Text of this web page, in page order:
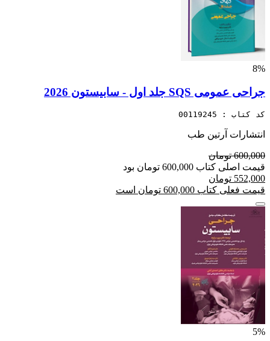
8%
جراحی عمومی SQS جلد اول - سابیستون 2026
کد کتاب : 00119245
انتشارات آرتین طب
600,000 تومان
قیمت اصلی کتاب 600,000 تومان بود
552,000 تومان
قیمت فعلی کتاب 600,000 تومان است
5%